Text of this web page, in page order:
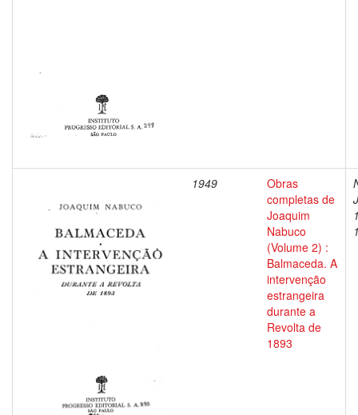
1949
Obras
completas de
Joaquim
Nabuco
(Volume 2) :
Balmaceda. A
intervenção
estrangeira
durante a
Revolta de
1893